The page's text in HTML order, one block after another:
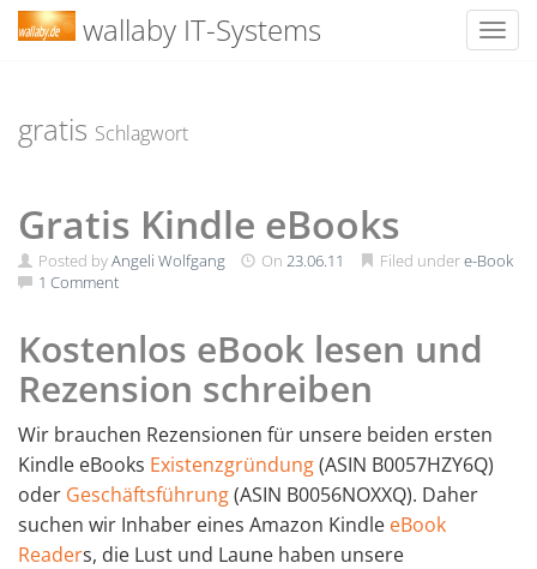
wallaby IT-Systems
gratis Schlagwort
Gratis Kindle eBooks
Posted byAngeli Wolfgang On 23.06.11 Filed undere-Book
1 Comment
Kostenlos eBook lesen und
Rezension schreiben
Wir brauchen Rezensionen für unsere beiden ersten
Kindle eBooks Existenzgründung(ASIN B0057HZY6Q)
oder Geschäftsführung(ASIN B0056NOXXQ). Daher
suchen wir Inhaber eines Amazon Kindle eBook
Readers, die Lust und Laune haben unsere